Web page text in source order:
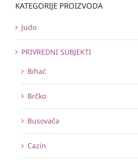
KATEGORIJE PROIZVODA
Judo
PRIVREDNI SUBJEKTI
Bihać
Brčko
Busovača
Cazin